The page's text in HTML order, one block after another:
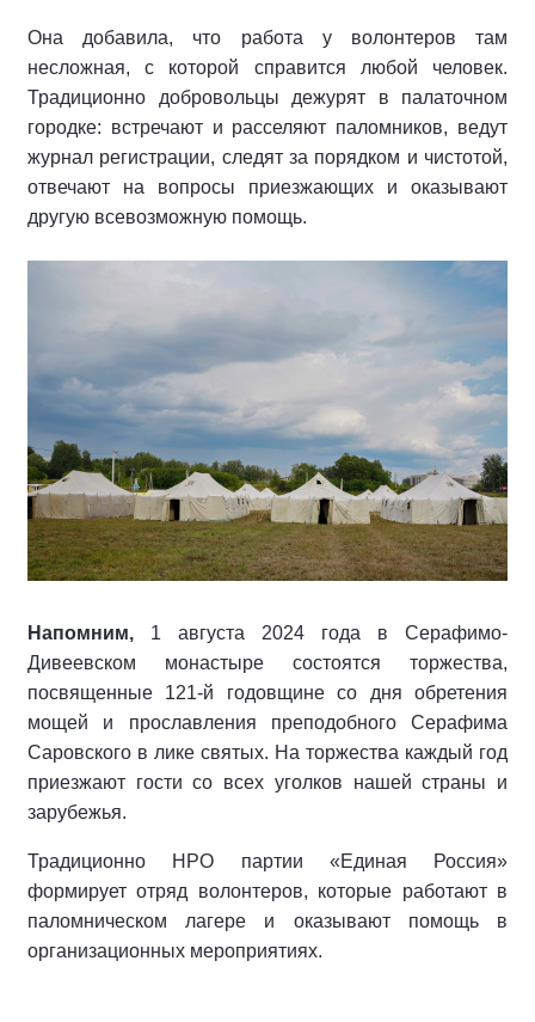
Она добавила, что работа у волонтеров там
несложная, с которой справится любой человек.
Традиционно добровольцы дежурят в палаточном
городке: встречают и расселяют паломников, ведут
журнал регистрации, следят за порядком и чистотой,
отвечают на вопросы приезжающих и оказывают
другую всевозможную помощь.
Напомним, 1 августа 2024 года в Серафимо-
Дивеевском монастыре состоятся торжества,
посвященные 121-й годовщине со дня обретения
мощей и прославления преподобного Серафима
Саровского в лике святых. На торжества каждый год
приезжают гости со всех уголков нашей страны и
зарубежья.
Традиционно НРО партии «Единая Россия»
формирует отряд волонтеров, которые работают в
паломническом лагере и оказывают помощь в
организационных мероприятиях.